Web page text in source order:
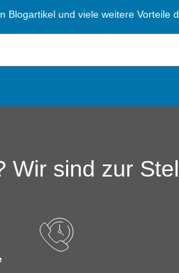
Blogartikel und viele weitere Vorteile
Wir sind zur